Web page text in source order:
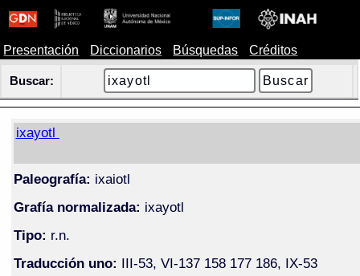
Presentación Diccionarios Búsquedas Créditos
Buscar:
ixayotl
Paleografía: ixaiotl
Grafía normalizada: ixayotl
Tipo: r.n.
Traducción uno: III-53, VI-137 158 177 186, IX-53